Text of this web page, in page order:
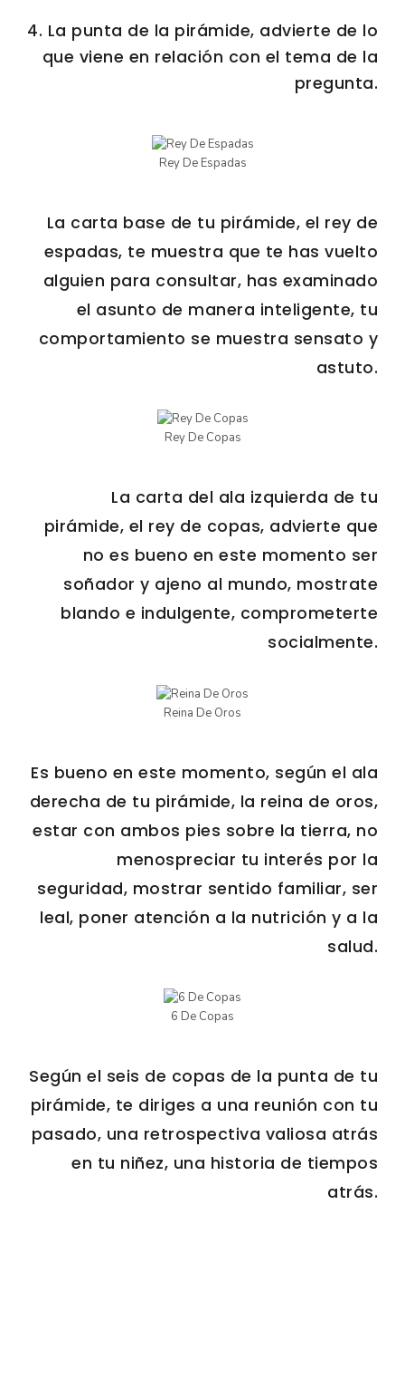
4. La punta de la pirámide, advierte de lo
que viene en relación con el tema de la
pregunta.
Rey De Espadas
La carta base de tu pirámide, el rey de
espadas, te muestra que te has vuelto
alguien para consultar, has examinado
el asunto de manera inteligente, tu
comportamiento se muestra sensato y
astuto.
Rey De Copas
La carta del ala izquierda de tu
pirámide, el rey de copas, advierte que
no es bueno en este momento ser
soñador y ajeno al mundo, mostrate
blando e indulgente, comprometerte
socialmente.
Reina De Oros
Es bueno en este momento, según el ala
derecha de tu pirámide, la reina de oros,
estar con ambos pies sobre la tierra, no
menospreciar tu interés por la
seguridad, mostrar sentido familiar, ser
leal, poner atención a la nutrición y a la
salud.
6 De Copas
Según el seis de copas de la punta de tu
pirámide, te diriges a una reunión con tu
pasado, una retrospectiva valiosa atrás
en tu niñez, una historia de tiempos
atrás.